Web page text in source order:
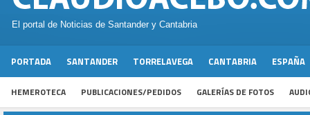
El portal de Noticias de Santander y Cantabria
PORTADA SANTANDER TORRELAVEGA CANTABRIA ESPAÑA
HEMEROTECA PUBLICACIONES/PEDIDOS GALERÍAS DE FOTOS